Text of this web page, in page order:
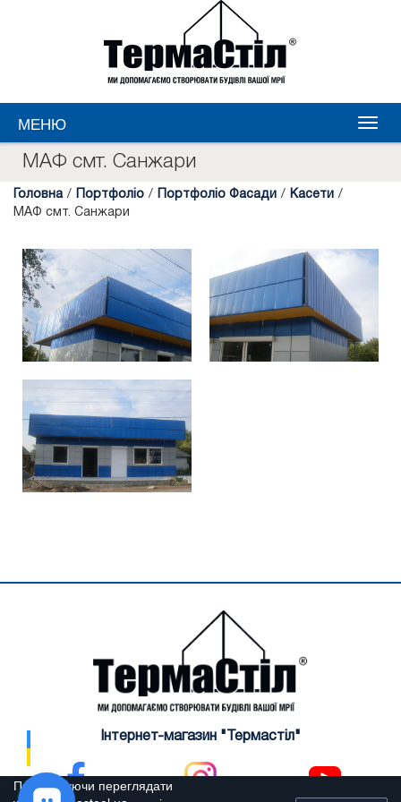
МЕНЮ
МАФ смт. Санжари
Головна / Портфоліо / Портфоліо Фасади / Касети /
МАФ смт. Санжари
Інтернет-магазин "Термастіл"
Продовжуючи переглядати